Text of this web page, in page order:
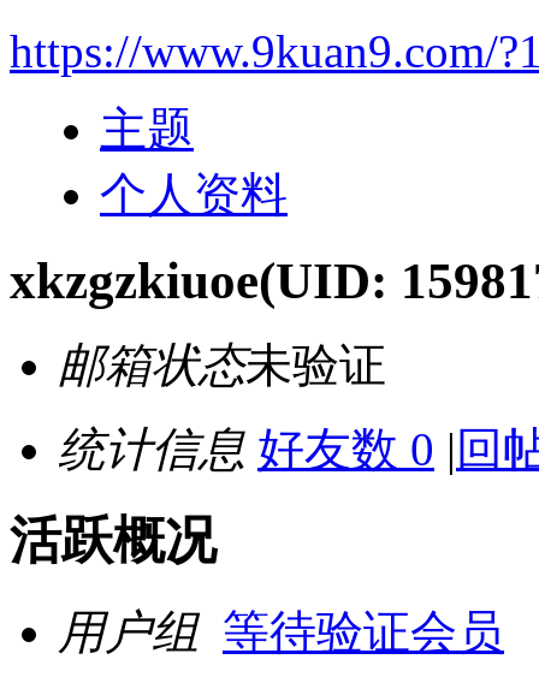
https://www.9kuan9.com/
主题
个人资料
xkzgzkiuoe(UID:
邮箱状态未验证
统计信息 好友数 0 | 回
活跃概况
用户组 等待验证会员